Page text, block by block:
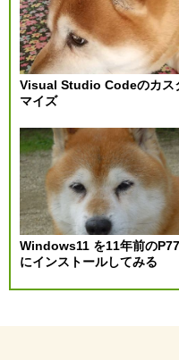
ゲ
ー
シ
ョ
ン
Visual Studio Codeのカス
マイズ
Windows11 を11年前の
にインストールしてみる